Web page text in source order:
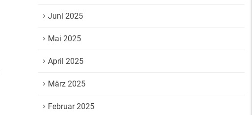
Juni 2025
Mai 2025
April 2025
März 2025
Februar 2025